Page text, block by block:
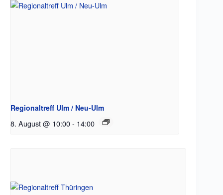
Regionaltreff Ulm / Neu-Ulm
8. August @ 10:00- 14:00